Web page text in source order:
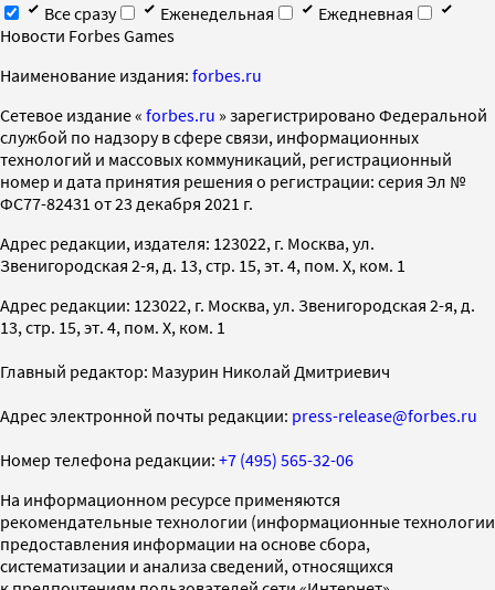
Все сразу
Еженедельная
Ежедневная
Новости Forbes Games
Наименование издания: forbes.ru
Cетевое издание « forbes.ru » зарегистрировано Федеральной
службой по надзору в сфере связи, информационных
технологий и массовых коммуникаций, регистрационный
номер и дата принятия решения о регистрации: серия Эл №
ФС77-82431 от 23 декабря 2021 г.
Адрес редакции, издателя: 123022, г. Москва, ул.
Звенигородская 2-я, д. 13, стр. 15, эт. 4, пом. X, ком. 1
Адрес редакции: 123022, г. Москва, ул. Звенигородская 2-я, д.
13, стр. 15, эт. 4, пом. X, ком. 1
Главный редактор: Мазурин Николай Дмитриевич
Адрес электронной почты редакции: press-release@forbes.ru
Номер телефона редакции: +7 (495) 565-32-06
На информационном ресурсе применяются
рекомендательные технологии (информационные технологии
предоставления информации на основе сбора,
систематизации и анализа сведений, относящихся